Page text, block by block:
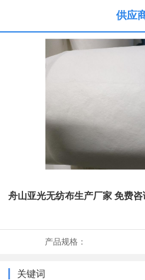
供应
舟山亚光无纺布生产厂家 免费
产品规格：
关键词